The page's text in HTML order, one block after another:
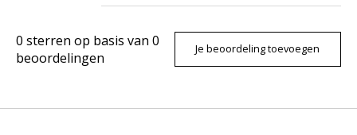
0 sterren op basis van 0
beoordelingen
Je beoordeling toevoegen